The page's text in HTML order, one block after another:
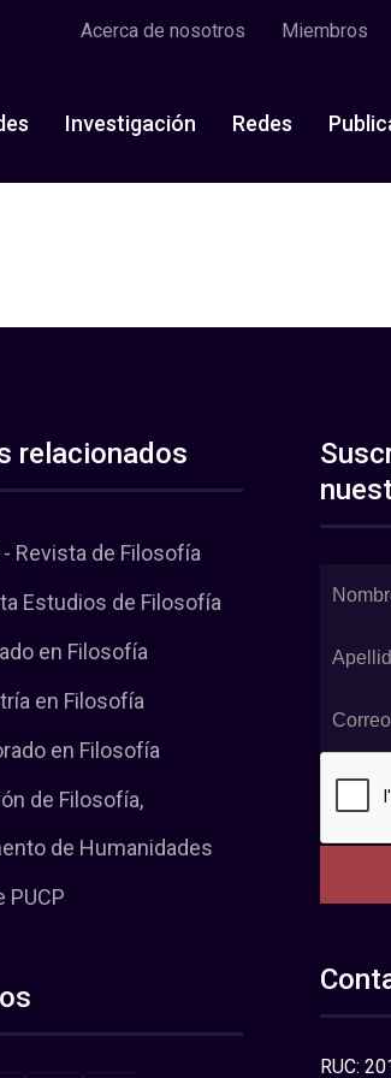
Acerca de nosotros Miembros
Investigación Redes
relacionados
Revista de Filosofía
Estudios de Filosofía
en Filosofía
en Filosofía
en Filosofía
de Filosofía,
de Humanidades
PUCP
RUC: